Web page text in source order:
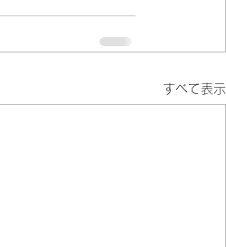
すべて表示